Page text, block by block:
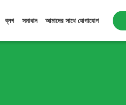
ব্লগ সমাধান আমাদের সাথে যোগাযোগ